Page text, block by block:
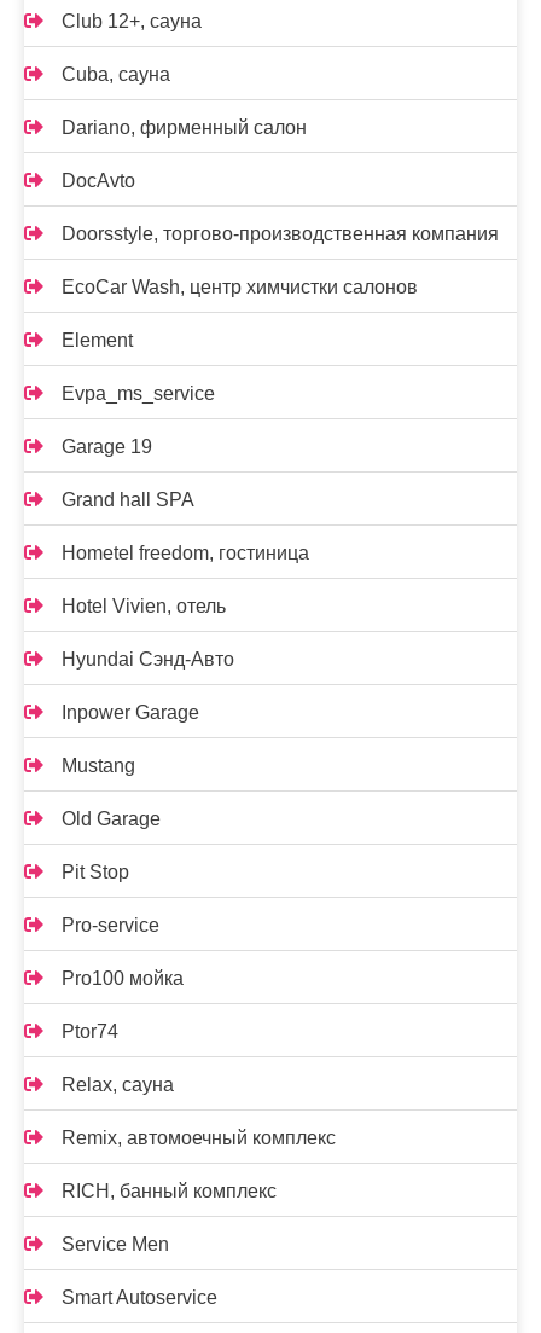
Club 12+, сауна
Cuba, сауна
Dariano, фирменный салон
DocAvto
Doorsstyle, торгово-производственная компания
EcoCar Wash, центр химчистки салонов
Element
Evpa_ms_service
Garage 19
Grand hall SPA
Hometel freedom, гостиница
Hotel Vivien, отель
Hyundai Сэнд-Авто
Inpower Garage
Mustang
Old Garage
Pit Stop
Pro-service
Pro100 мойка
Ptor74
Relax, сауна
Remix, автомоечный комплекс
RICH, банный комплекс
Service Men
Smart Autoservice